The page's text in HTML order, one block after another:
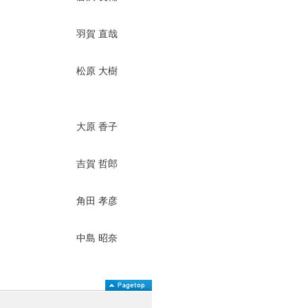
羽賀 直哉
松原 大樹
大原 香子
吉賀 哲郎
角田 孝彦
中島 昭奈